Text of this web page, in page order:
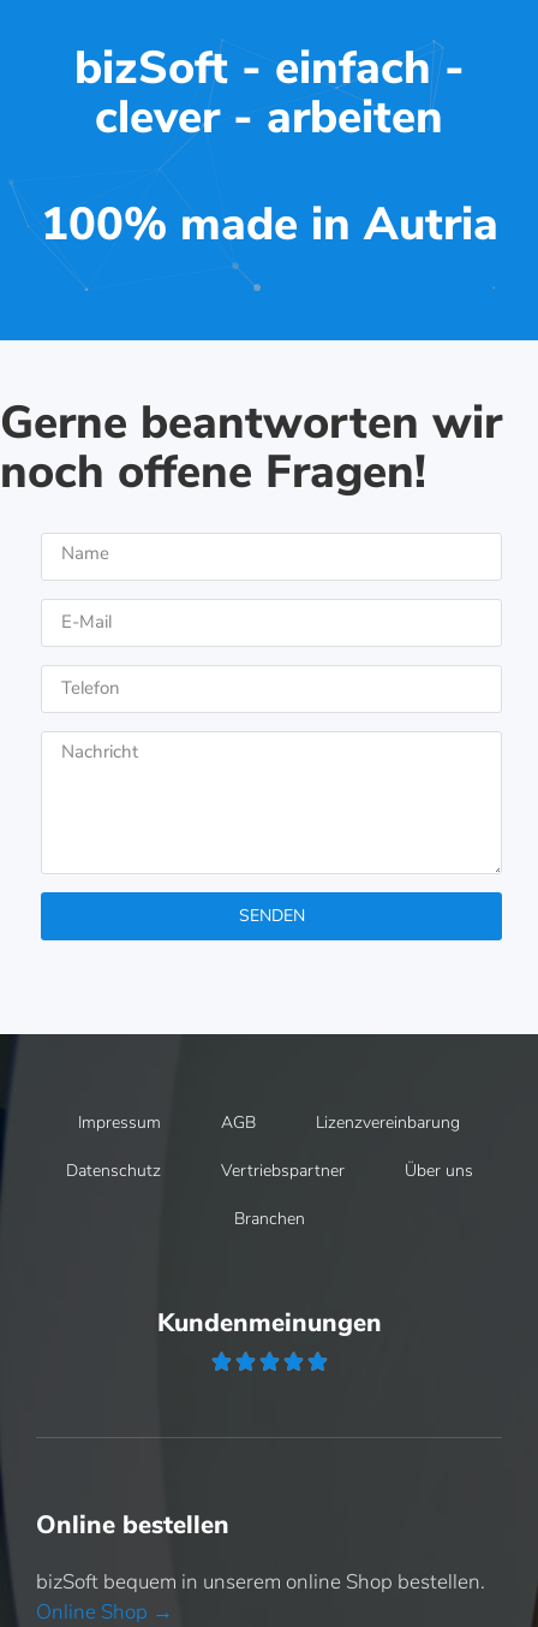
bizSoft - einfach -
clever - arbeiten
100% made in Autria
Gerne beantworten wir
noch offene Fragen!
SENDEN
Impressum AGB Lizenzvereinbarung
Datenschutz Vertriebspartner Über uns
Branchen
Kundenmeinungen
    
Online bestellen
bizSoft bequem in unserem online Shop bestellen.
Online Shop →